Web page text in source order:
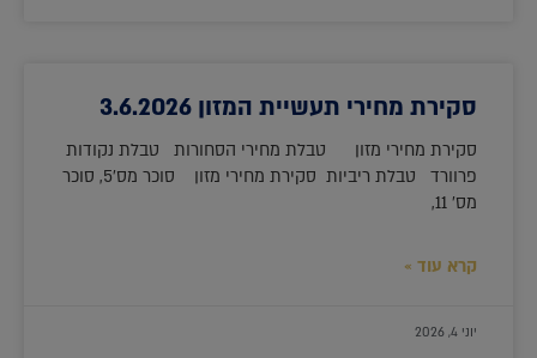
סקירת מחירי תעשיית המזון 3.6.2026
סקירת מחירי מזון טבלת מחירי הסחורות טבלת נקודות
פרוורד טבלת ריביות סקירת מחירי מזון סוכר מס'5, סוכר
מס' 11,
קרא עוד »
יוני 4, 2026